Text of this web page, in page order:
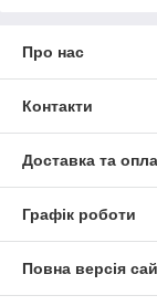
Про нас
Контакти
Доставка та
Графік роботи
Повна версія